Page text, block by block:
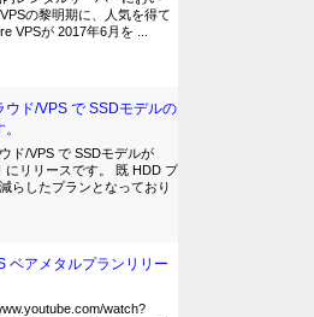
の黎明期に、人気を得て
VPSが 2017年6月を ...
ウド/VPS で SSDモデルの
ド/VPS で SSDモデルが
にリリースです。 既 HDD プ
らしたプランとなっており
ベアメタルプランリリー
watch?